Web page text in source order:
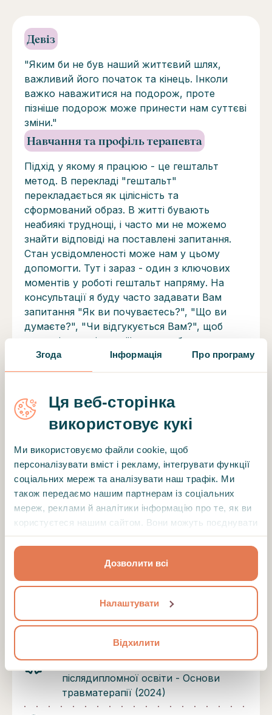
Згода Інформація Про програму
Ця веб-сторінка
використовує кукі
Ми використовуємо файли cookie, щоб
персоналізувати вміст і рекламу, інтегрувати функції
соціальних мереж та аналізувати наш трафік. Ми
також передаємо нашим партнерам із соціальних
мереж, реклами й аналітики інформацію про те, як ви
користуєтеся нашим сайтом. Вони можуть поєднувати
зібрали під час вашого користування їхніми
Дозволити всі
Налаштувати
Відхилити
Девіз
"Яким би не був наший життєвий шлях,
важливий його початок та кінець. Інколи
важко наважитися на подорож, проте
пізніше подорож може принести нам суттєві
зміни."
Навчання та профіль терапевта
Підхід у якому я працюю - це гештальт
метод. В перекладі "гештальт"
перекладається як цілісність та
сформований образ. В житті бувають
неабиякі труднощі, і часто ми не можемо
знайти відповіді на поставлені запитання.
Стан усвідомленості може нам у цьому
допомогти. Тут і зараз - один з ключових
моментів у роботі гештальт напряму. На
консультації я буду часто задавати Вам
запитання "Як ви почуваєтесь?", "Що ви
думаєте?", "Чи відгукується Вам?", щоб
зрозуміти ваші емоції та потреби.
Сертифікати та дипломи
Прикарпатський національний
університет імені Василя Стефаника.
Бакалавр психології (2021)
Прикарпатський національний
університет імені Василя Стефаника.
Магістр психології (2022)
Український інститут прикладної
"Введення в гештальт-терапію/
Гештальт-консультування. Контакт з
Міжнародний інститут
післядипломної освіти - Техніки та
Міжнародний інститут
післядипломної освіти - Основи
травматерапії (2024)